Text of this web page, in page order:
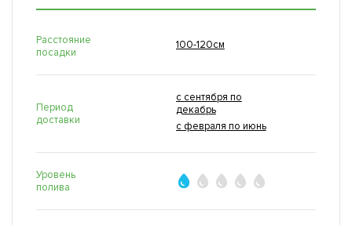
Расстояние
посадки
100-120см
Период
доставки
с сентября по
декабрь
с февраля по июнь
Уровень
полива